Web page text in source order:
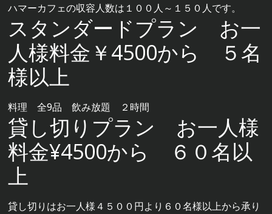
ハマーカフェの収容人数は１００人～１５０人です。
スタンダードプラン お一
人様料金￥4500から ５名
様以上
料理 全9品 飲み放題 ２時間
貸し切りプラン お一人様
料金¥4500から ６０名以
上
貸し切りはお一人様４５００円より６０名様以上から承り